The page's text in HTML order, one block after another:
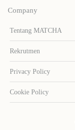
Company
Tentang MATCHA
Rekrutmen
Privacy Policy
Cookie Policy